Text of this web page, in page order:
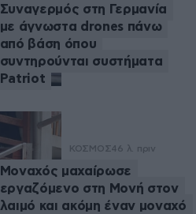
Συναγερμός στη Γερμανία
με άγνωστα drones πάνω
από βάση όπου
συντηρούνται συστήματα
Patriot
ΚΟΣΜΟΣ46 λ. πριν
Μοναχός μαχαίρωσε
εργαζόμενο στη Μονή στον
λαιμό και ακόμη έναν μοναχό